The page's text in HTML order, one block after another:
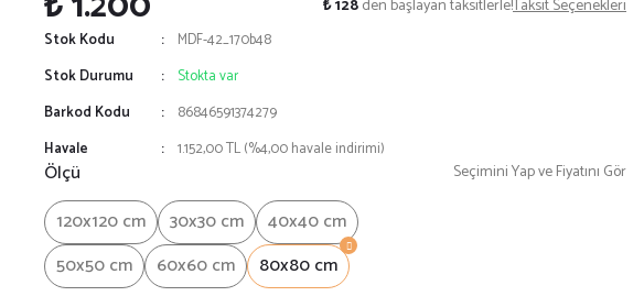
₺ 128den başlayan taksitlerle!Taksit Seçenekleri
Stok Kodu
MDF-42_170b48
Stok Durumu
Stokta var
Barkod Kodu
86846591374279
Havale
1.152,00 TL (%4,00 havale indirimi)
Ölçü
120x120 cm
30x30 cm
40x40 cm
50x50 cm
60x60 cm
80x80 cm
Seçimini Yap ve Fiyatını Gör